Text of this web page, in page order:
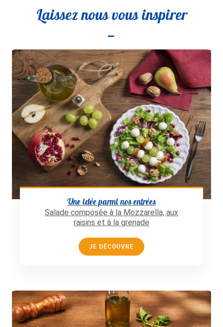
Laissez nous vous inspirer
Une idée parmi nos entrées
Salade composée à la Mozzarella, aux
raisins et à la grenade
JE DÉCOUVRE